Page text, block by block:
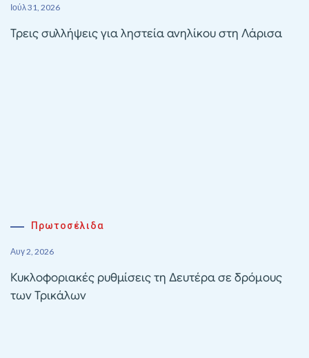
Ιούλ 31, 2026
Τρεις συλλήψεις για ληστεία ανηλίκου στη Λάρισα
Πρωτοσέλιδα
Αυγ 2, 2026
Κυκλοφοριακές ρυθμίσεις τη Δευτέρα σε δρόμους
των Τρικάλων